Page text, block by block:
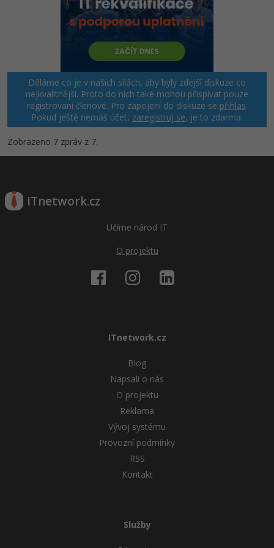
Děláme co je v našich silách, aby byly zdejší diskuze co
nejkvalitnější. Proto do nich také mohou přispívat pouze
registrovaní členové. Pro zapojení do diskuze se přihlas.
Pokud ještě nemáš účet, zaregistruj se, je to zdarma.
Zobrazeno 7 zpráv z 7.
ITnetwork.cz
Učíme národ IT
O projektu
ITnetwork.cz
Blog
Napsali o nás
O projektu
Reklama
Vývoj systému
Provozní podmínky
RSS
Kontakt
Služby